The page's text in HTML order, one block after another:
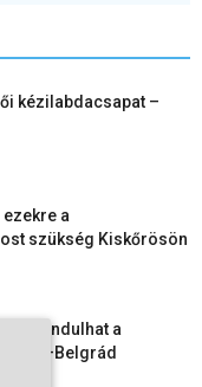
kézilabdacsapat –
a
szükség Kiskőrösön
újraindulhat a